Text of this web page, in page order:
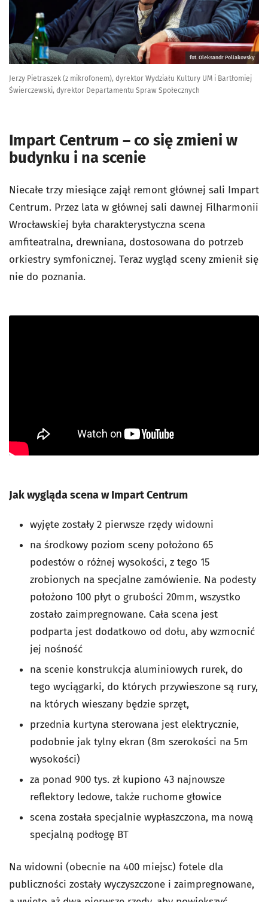
fot. Oleksandr Poliakovsky
Jerzy Pietraszek (z mikrofonem), dyrektor Wydziału Kultury UM i Bartłomiej
Świerczewski, dyrektor Departamentu Spraw Społecznych
Impart Centrum – co się zmieni w
budynku i na scenie
Niecałe trzy miesiące zajął remont głównej sali Impart
Centrum. Przez lata w głównej sali dawnej Filharmonii
Wrocławskiej była charakterystyczna scena
amfiteatralna, drewniana, dostosowana do potrzeb
orkiestry symfonicznej. Teraz wygląd sceny zmienił się
nie do poznania.
Jak wygląda scena w Impart Centrum
wyjęte zostały 2 pierwsze rzędy widowni
na środkowy poziom sceny położono 65
podestów o różnej wysokości, z tego 15
zrobionych na specjalne zamówienie. Na podesty
położono 100 płyt o grubości 20mm, wszystko
zostało zaimpregnowane. Cała scena jest
podparta jest dodatkowo od dołu, aby wzmocnić
jej nośność
na scenie konstrukcja aluminiowych rurek, do
tego wyciągarki, do których przywieszone są rury,
na których wieszany będzie sprzęt,
przednia kurtyna sterowana jest elektrycznie,
podobnie jak tylny ekran (8m szerokości na 5m
wysokości)
za ponad 900 tys. zł kupiono 43 najnowsze
reflektory ledowe, także ruchome głowice
scena została specjalnie wypłaszczona, ma nową
specjalną podłogę BT
Na widowni (obecnie na 400 miejsc) fotele dla
publiczności zostały wyczyszczone i zaimpregnowane,